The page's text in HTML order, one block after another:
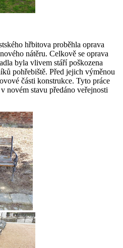
hřbitova proběhla oprava
nátěru. Celkově se oprava
byla vlivem stáří poškozena
pohřebiště. Před jejich výměnou
části konstrukce. Tyto práce
novém stavu předáno veřejnosti